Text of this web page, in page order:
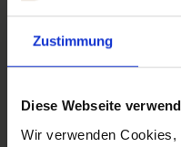
Zustimmung
Diese Webseite
Wir verwenden
Your Concern *
Your Message *